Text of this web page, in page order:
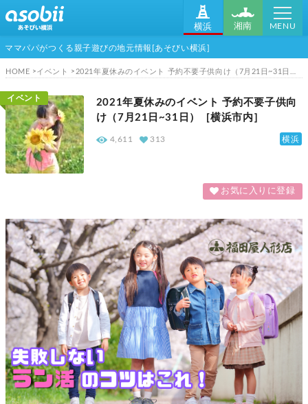
横浜 湘南 MENU
ママパパがつくる親子遊びの地元情報[あそびい横浜]
HOME イベント 2021年夏休みのイベント 予約不要子供向け（7月21日~31日）［横浜市内］
イベント
2021年夏休みのイベント 予約不要子供向
け（7月21日~31日）［横浜市内］
横浜
4,611 313
お気に入りに登録